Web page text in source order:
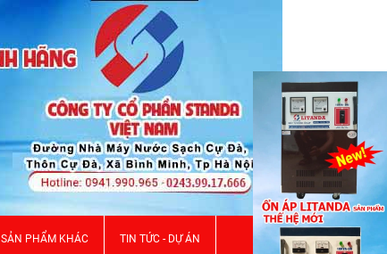
SẢN PHẨM KHÁC TIN TỨC - DỰ ÁN